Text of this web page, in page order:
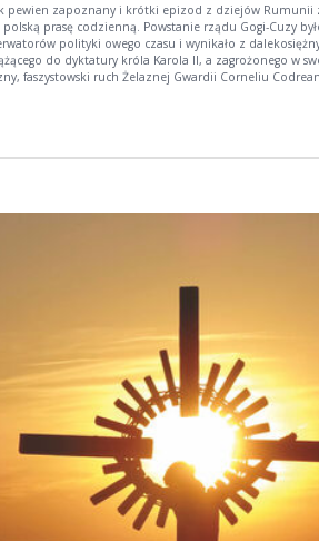
pewien zapoznany i krótki epizod z dziejów Rumunii
prasę codzienną. Powstanie rządu Gogi-Cuzy
polityki owego czasu i wynikało z
do dyktatury króla Karola II, a zagrożonego w
faszystowski ruch Żelaznej Gwardii Corneliu
„ABC” i konserwatywnego „Czasu”.
polityki rządu – stanowiącej oś jego działania – w
inne zagadnienia działalności gabinetu Gogi-Cuzy,
zagraniczna czy też budzące zrozumiałe